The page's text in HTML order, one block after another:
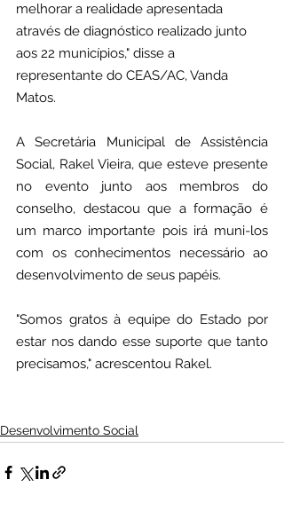
melhorar a realidade apresentada
através de diagnóstico realizado junto
aos 22 municípios," disse a
representante do CEAS/AC, Vanda
Matos.
A Secretária Municipal de Assistência
Social, Rakel Vieira, que esteve presente
no evento junto aos membros do
conselho, destacou que a formação é
um marco importante pois irá muni-los
com os conhecimentos necessário ao
desenvolvimento de seus papéis.
"Somos gratos à equipe do Estado por
estar nos dando esse suporte que tanto
precisamos," acrescentou Rakel.
Desenvolvimento Social